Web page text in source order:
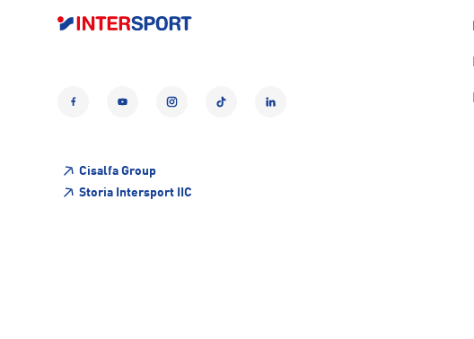
YouTubeInstagramTikTok LinkedIn
Cisalfa Group
Storia Intersport IIC